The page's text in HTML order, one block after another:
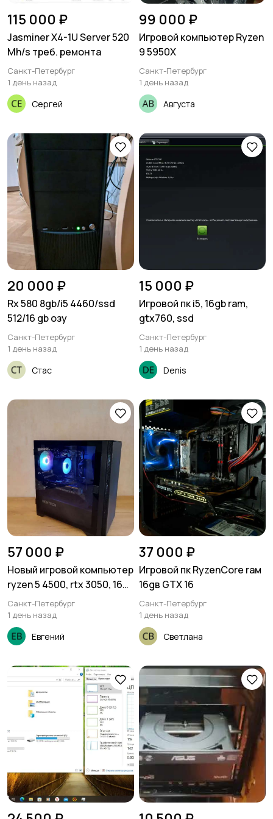
Стройматериалы и
инструменты
Видеокурсы
Скрипты и
программное
обеспечение
115 000 ₽
Jasminer X4-1U Server 520
Mh/s треб. ремонта
Санкт-Петербург
1 день назад
Сергей
99 000 ₽
Игровой компьютер Ryzen
9 5950X
Санкт-Петербург
1 день назад
Августа
20 000 ₽
Rx 580 8gb/i5 4460/ssd
512/16 gb озу
Санкт-Петербург
1 день назад
Стас
15 000 ₽
Игровой пк i5, 16gb ram,
gtx760, ssd
Санкт-Петербург
1 день назад
Denis
57 000 ₽
Новый игровой компьютер
ryzen 5 4500, rtx 3050, 16gb
ddr4, 1tb ssd
Санкт-Петербург
1 день назад
Евгений
37 000 ₽
Игровой пк RyzenCore rам
16gв GTX 16
Санкт-Петербург
1 день назад
Светлана